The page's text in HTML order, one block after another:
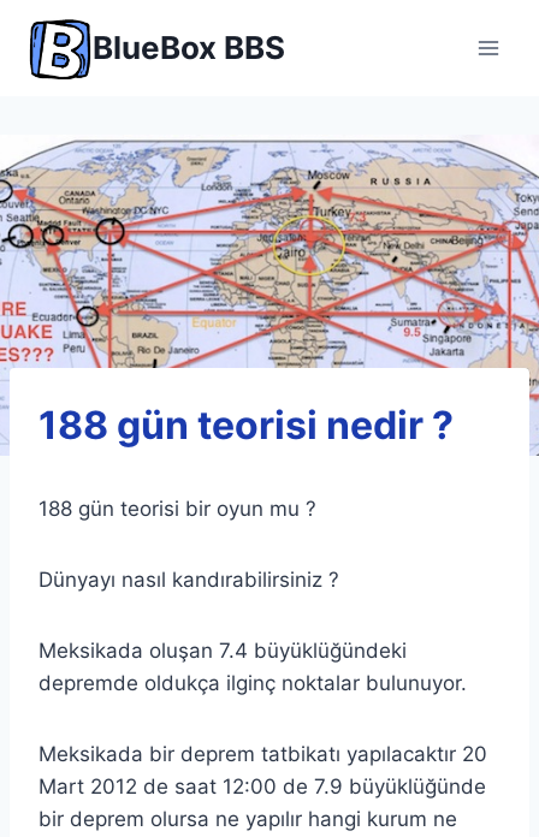
content
BlueBox BBS
188 gün teorisi nedir ?
188 gün teorisi bir oyun mu ?
Dünyayı nasıl kandırabilirsiniz ?
Meksikada oluşan 7.4 büyüklüğündeki
depremde oldukça ilginç noktalar bulunuyor.
Meksikada bir deprem tatbikatı yapılacaktır 20
Mart 2012 de saat 12:00 de 7.9 büyüklüğünde
bir deprem olursa ne yapılır hangi kurum ne